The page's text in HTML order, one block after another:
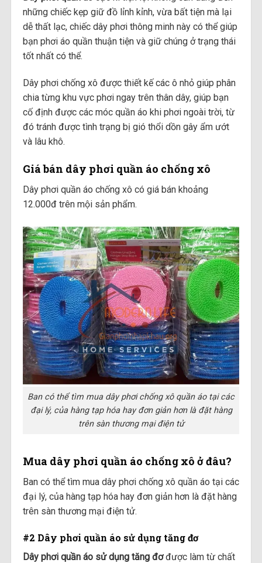
những chiếc kẹp giữ đồ lỉnh kỉnh, vừa bất tiện mà lại
dễ thất lạc, chiếc dây phơi thông minh này có thể giúp
bạn phơi áo quần thuận tiện và giữ chúng ở trạng thái
tốt nhất có thể.
Dây phơi chống xô được thiết kế các ô nhỏ giúp phân
chia từng khu vực phơi ngay trên thân dây, giúp bạn
cố định được các móc quần áo khi phơi ngoài trời, từ
đó tránh được tình trạng bị gió thổi dồn gây ẩm ướt
và lâu khô.
Giá bán dây phơi quần áo chống xô
Dây phơi quần áo chống xô có giá bán khoảng
12.000đ trên mội sản phẩm.
Ban có thể tìm mua dây phơi chống xô quần áo tại các
đại lý, của hàng tạp hóa hay đơn giản hơn là đặt hàng
trên sàn thương mại điện tử
Mua dây phơi quần áo chống xô ở đâu?
Ban có thể tìm mua dây phơi chống xô quần áo tại các
đại lý, của hàng tạp hóa hay đơn giản hơn là đặt hàng
trên sàn thương mại điện tử.
#2 Dây phơi quần áo sử dụng tăng đơ
Dây phơi quần áo sử dụng tăng đơđược làm từ chất